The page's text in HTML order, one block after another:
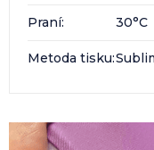
Praní: 30°C
Metoda tisku: